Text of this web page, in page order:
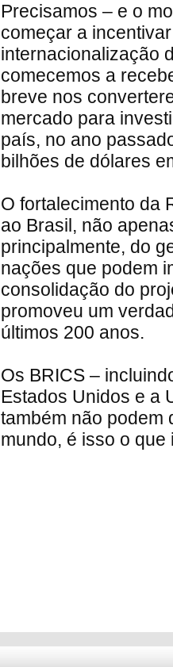
Precisamos – e o
começar a
internacionalização
comecemos a
breve nos
mercado para
país, no ano
bilhões de dólares
O fortalecimento da
ao Brasil, não
principalmente, do
nações que podem
consolidação do
promoveu um
últimos 200 anos.
Os BRICS –
Estados Unidos e a
também não podem
mundo, é isso o que